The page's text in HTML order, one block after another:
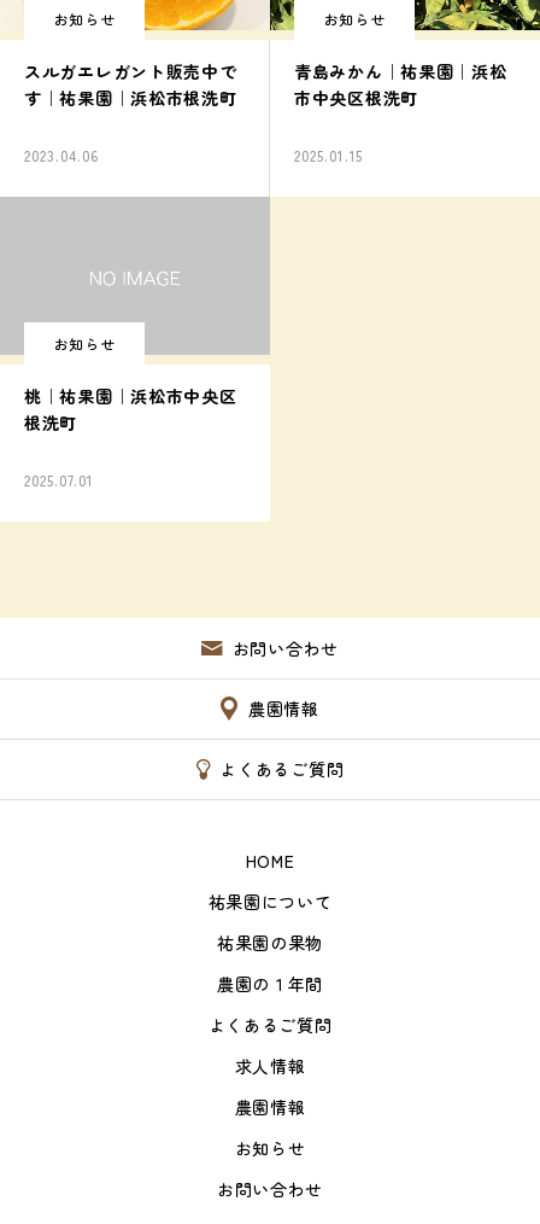
お知らせ
スルガエレガント販売中で
す｜祐果園｜浜松市根洗町
2023.04.06
お知らせ
青島みかん｜祐果園｜浜松
市中央区根洗町
2025.01.15
お知らせ
桃｜祐果園｜浜松市中央区
根洗町
2025.07.01
お問い合わせ
農園情報
よくあるご質問
HOME
祐果園について
祐果園の果物
農園の１年間
よくあるご質問
求人情報
農園情報
お知らせ
お問い合わせ